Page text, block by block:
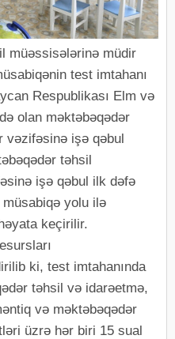
müəssisələrinə müdir
test imtahanı
Respublikası Elm və
olan məktəbəqədər
vəzifəsinə işə qəbul
təhsil
işə qəbul ilk dəfə
yolu ilə
keçirilir.
ki, test imtahanında
təhsil və idarəetmə,
və məktəbəqədər
üzrə hər biri 15 sual